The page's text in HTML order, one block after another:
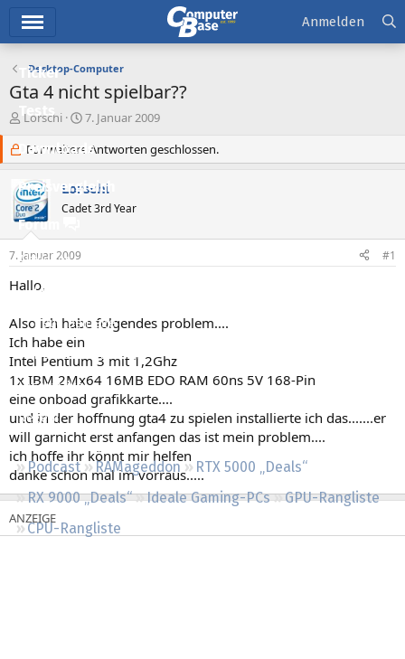
Ticker
Tests
Downloads
Preisvergleich
Forum
Aktuelles
Empfohlene Inhalte
Neue Beiträge
Neueste Aktivitäten
Leserartikel
Regeln
Podcast RAMageddon
RTX 5000 „Deals“
RX 9000 „Deals“
Ideale Gaming-PCs
GPU-Rangliste
CPU-Rangliste
Anmelden
Desktop-Computer
Gta 4 nicht spielbar??
E
s
t
e
l
l
e
Lorschi
E
s
t
l
l
m
7. Januar 2009
Für weitere Antworten geschlossen.
Lorschi
Cadet 3rd Year
7. Januar 2009 #1
Hallo,
Also ich habe folgendes problem....
Ich habe ein
Intel Pentium 3 mit 1,2Ghz
1x IBM 2Mx64 16MB EDO RAM 60ns 5V 168-Pin
eine onboad grafikkarte....
und in der hoffnung gta4 zu spielen installierte ich das.......er
will garnicht erst anfangen das ist mein problem....
ich hoffe ihr könnt mir helfen
danke schon mal im vorraus.....